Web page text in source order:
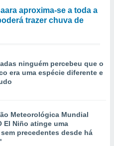
aproxima-se a toda a
trazer chuva de
ninguém percebeu que o
era uma espécie diferente e
Meteorológica Mundial
El Niño atinge uma
precedentes desde há